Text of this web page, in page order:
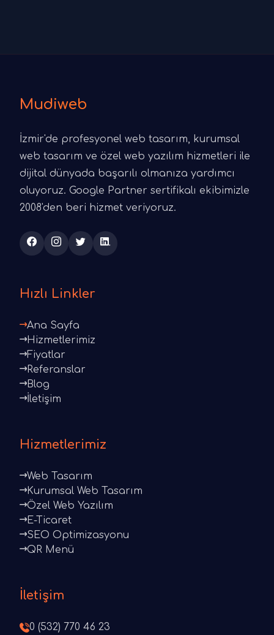
Mudiweb
İzmir'de profesyonel web tasarım, kurumsal
web tasarım ve özel web yazılım hizmetleri ile
dijital dünyada başarılı olmanıza yardımcı
oluyoruz. Google Partner sertifikalı ekibimizle
2008'den beri hizmet veriyoruz.
Hızlı Linkler
Ana Sayfa
Hizmetlerimiz
Fiyatlar
Referanslar
Blog
İletişim
Hizmetlerimiz
Web Tasarım
Kurumsal Web Tasarım
Özel Web Yazılım
E-Ticaret
SEO Optimizasyonu
QR Menü
İletişim
0 (532) 770 46 23